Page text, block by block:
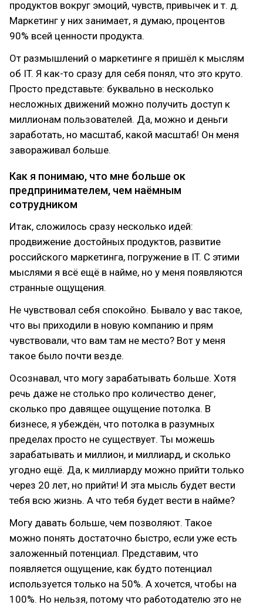
продуктов вокруг эмоций, чувств, привычек и т. д.
Маркетинг у них занимает, я думаю, процентов
90% всей ценности продукта.
От размышлений о маркетинге я пришёл к мыслям
об IT. Я как-то сразу для себя понял, что это круто.
Просто представьте: буквально в несколько
несложных движений можно получить доступ к
миллионам пользователей. Да, можно и деньги
заработать, но масштаб, какой масштаб! Он меня
завораживал больше.
Как я понимаю, что мне больше ок
предпринимателем, чем наёмным
сотрудником
Итак, сложилось сразу несколько идей:
продвижение достойных продуктов, развитие
российского маркетинга, погружение в IT. С этими
мыслями я всё ещё в найме, но у меня появляются
странные ощущения.
Не чувствовал себя спокойно. Бывало у вас такое,
что вы приходили в новую компанию и прям
чувствовали, что вам там не место? Вот у меня
такое было почти везде.
Осознавал, что могу зарабатывать больше. Хотя
речь даже не столько про количество денег,
сколько про давящее ощущение потолка. В
бизнесе, я убеждён, что потолка в разумных
пределах просто не существует. Ты можешь
зарабатывать и миллион, и миллиард, и сколько
угодно ещё. Да, к миллиарду можно прийти только
через 20 лет, но прийти! И эта мысль будет вести
тебя всю жизнь. А что тебя будет вести в найме?
Могу давать больше, чем позволяют. Такое
можно понять достаточно быстро, если уже есть
заложенный потенциал. Представим, что
появляется ощущение, как будто потенциал
используется только на 50%. А хочется, чтобы на
100%. Но нельзя, потому что работодателю это не